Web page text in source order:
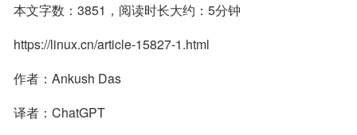
本文字数：3851，阅读时长大约：5分钟
https://linux.cn/article-15827-1.html
作者：Ankush Das
译者：ChatGPT